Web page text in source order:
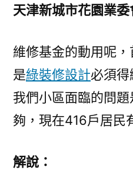
天津新城市花園業委
維修基金的動用呢
是綠裝修設計必須
我們小區面臨的問
夠，現在416戶居民
解說：